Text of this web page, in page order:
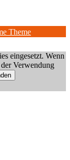
Theme
eingesetzt. Wenn
Verwendung